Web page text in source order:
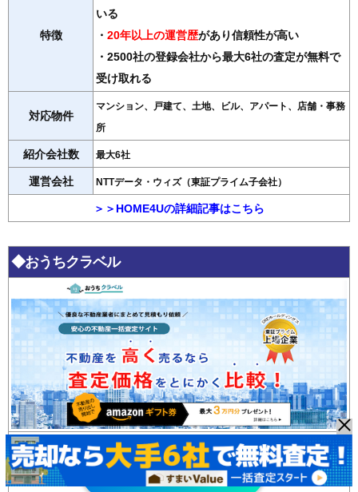
特徴
いる
・ 20年以上の運営歴があり信頼性が高い
・2500社の登録会社から最大6社の査定が無料で
受け取れる
対応物件
マンション、戸建て、土地、ビル、アパート、店舗・事務
所
紹介会社数 最大6社
運営会社 NTTデータ・ウィズ（東証プライム子会社）
＞＞HOME4Uの詳細記事はこちら
◆おうちクラベル
おうちクラベル
無料査定はこちら >>